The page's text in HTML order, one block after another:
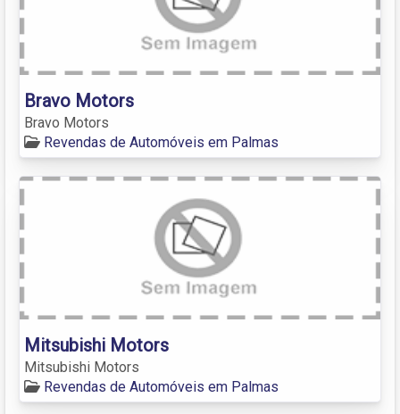
Bravo Motors
Bravo Motors
Revendas de Automóveis em Palmas
Mitsubishi Motors
Mitsubishi Motors
Revendas de Automóveis em Palmas